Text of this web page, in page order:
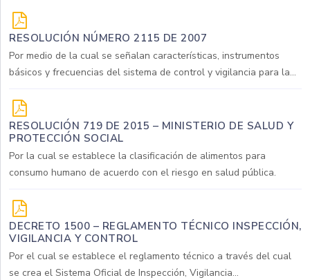
RESOLUCIÓN NÚMERO 2115 DE 2007
Por medio de la cual se señalan características, instrumentos
básicos y frecuencias del sistema de control y vigilancia para la...
RESOLUCIÓN 719 DE 2015 – MINISTERIO DE SALUD Y
PROTECCIÓN SOCIAL
Por la cual se establece la clasificación de alimentos para
consumo humano de acuerdo con el riesgo en salud pública.
DECRETO 1500 – REGLAMENTO TÉCNICO INSPECCIÓN,
VIGILANCIA Y CONTROL
Por el cual se establece el reglamento técnico a través del cual
se crea el Sistema Oficial de Inspección, Vigilancia...